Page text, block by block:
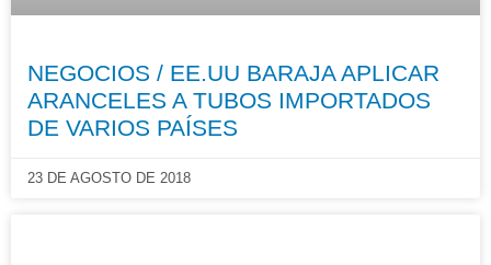
NEGOCIOS / EE.UU BARAJA APLICAR
ARANCELES A TUBOS IMPORTADOS
DE VARIOS PAÍSES
23 DE AGOSTO DE 2018